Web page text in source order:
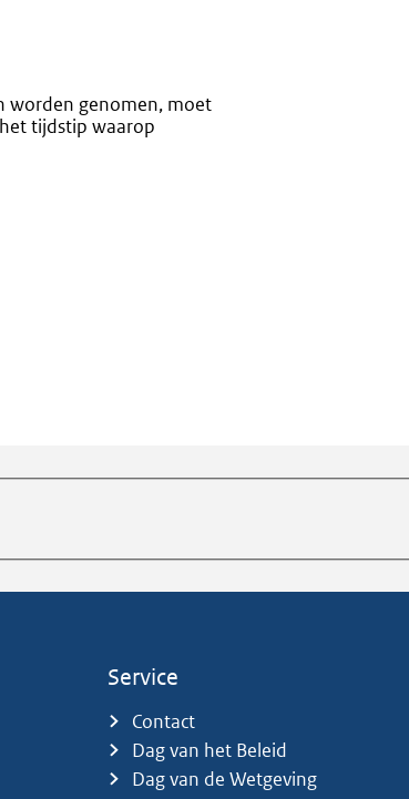
worden genomen, moet
tijdstip waarop
Service
Contact
Dag van het Beleid
Dag van de Wetgeving